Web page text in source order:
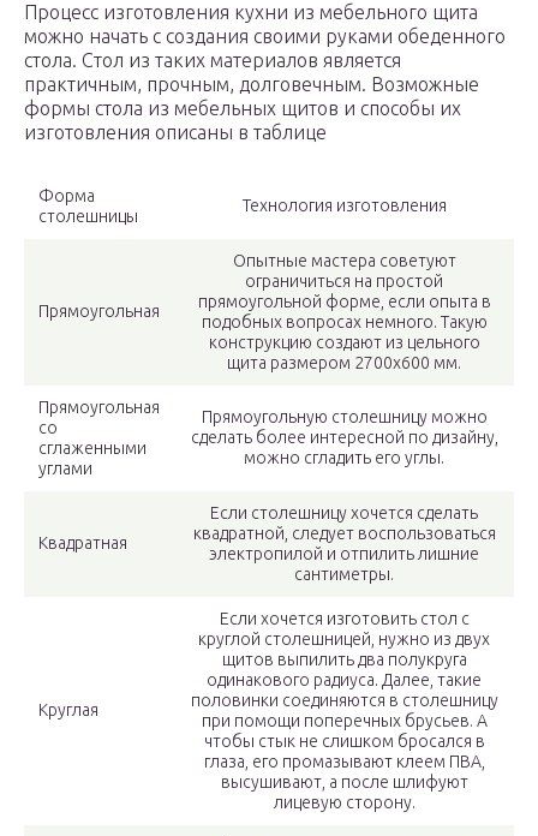
Процесс изготовления кухни из мебельного щита
можно начать с создания своими руками обеденного
стола. Стол из таких материалов является
практичным, прочным, долговечным. Возможные
формы стола из мебельных щитов и способы их
изготовления описаны в таблице
Форма
столешницы
Технология изготовления
Прямоугольная
Опытные мастера советуют
ограничиться на простой
прямоугольной форме, если опыта в
подобных вопросах немного. Такую
конструкцию создают из цельного
щита размером 2700х600 мм.
Прямоугольная
со
сглаженными
углами
Прямоугольную столешницу можно
сделать более интересной по дизайну,
можно сгладить его углы.
Квадратная
Если столешницу хочется сделать
квадратной, следует воспользоваться
электропилой и отпилить лишние
сантиметры.
Круглая
Если хочется изготовить стол с
круглой столешницей, нужно из двух
щитов выпилить два полукруга
одинакового радиуса. Далее, такие
половинки соединяются в столешницу
при помощи поперечных брусьев. А
чтобы стык не слишком бросался в
глаза, его промазывают клеем ПВА,
высушивают, а после шлифуют
лицевую сторону.